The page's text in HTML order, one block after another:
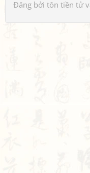
Đăng bởi tôn tiền tử